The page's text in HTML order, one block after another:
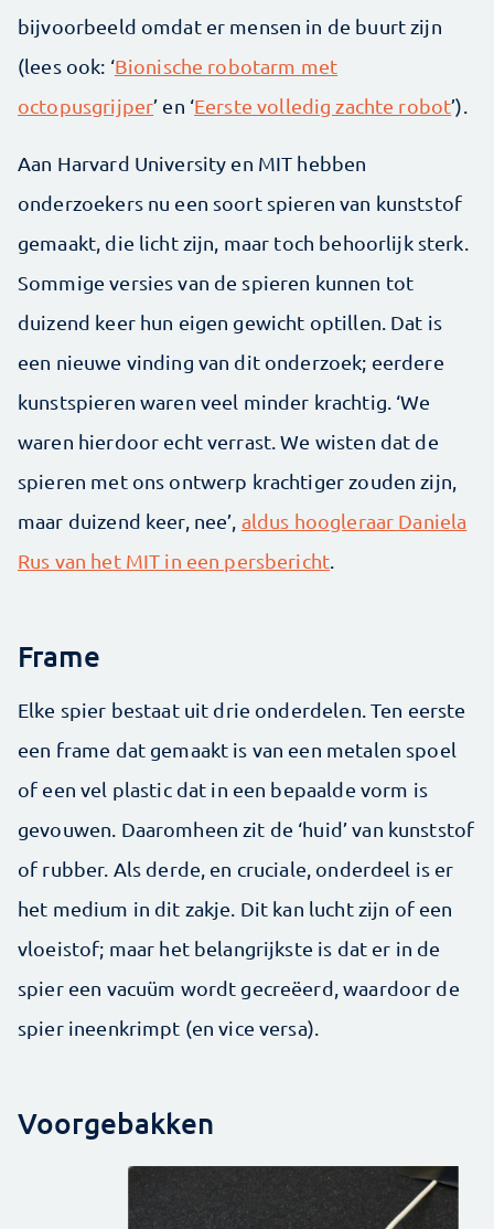
bijvoorbeeld omdat er mensen in de buurt zijn
(lees ook: ‘Bionische robotarm met
octopusgrijper’ en ‘Eerste volledig zachte robot’).
Aan Harvard University en MIT hebben
onderzoekers nu een soort spieren van kunststof
gemaakt, die licht zijn, maar toch behoorlijk sterk.
Sommige versies van de spieren kunnen tot
duizend keer hun eigen gewicht optillen. Dat is
een nieuwe vinding van dit onderzoek; eerdere
kunstspieren waren veel minder krachtig. ‘We
waren hierdoor echt verrast. We wisten dat de
spieren met ons ontwerp krachtiger zouden zijn,
maar duizend keer, nee’, aldus hoogleraar Daniela
Rus van het MIT in een persbericht
Frame
Elke spier bestaat uit drie onderdelen. Ten eerste
een frame dat gemaakt is van een metalen spoel
of een vel plastic dat in een bepaalde vorm is
gevouwen. Daaromheen zit de ‘huid’ van kunststof
of rubber. Als derde, en cruciale, onderdeel is er
het medium in dit zakje. Dit kan lucht zijn of een
vloeistof; maar het belangrijkste is dat er in de
spier een vacuüm wordt gecreëerd, waardoor de
spier ineenkrimpt (en vice versa).
Voorgebakken